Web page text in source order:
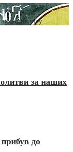
віру
за наших
до